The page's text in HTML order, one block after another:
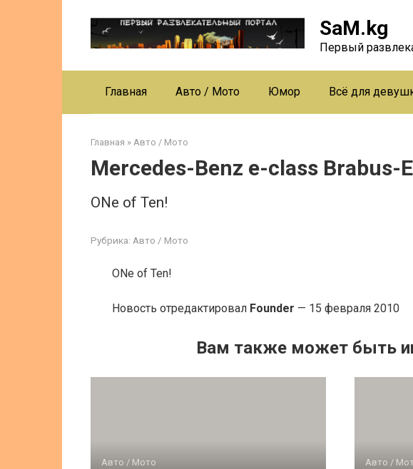
SaM.kg
Первый
Главная Авто / Мото Юмор Всё для
Главная » Авто / Мото
Mercedes-Benz e-class Brabus-
ONe of Ten!
Рубрика: Авто / Мото
ONe of Ten!
Новость отредактировал Founder — 15 февраля 2010
Вам также может быть
Авто / Мото Авто /